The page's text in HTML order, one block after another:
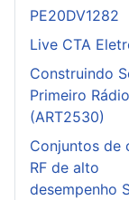
PE20DV1282
Live CTA
Construindo
Primeiro Rádio
(ART2530)
Conjuntos de
RF de alto
desempenho